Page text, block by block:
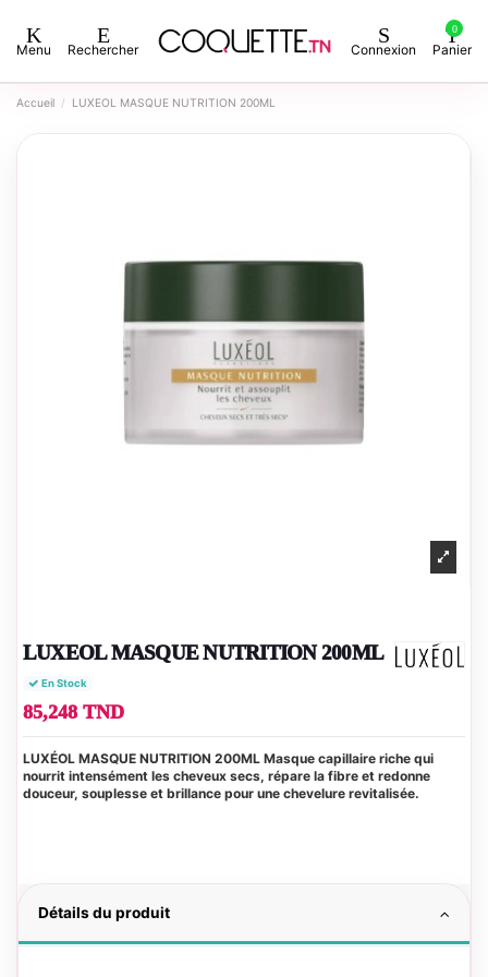
Menu Rechercher Connexion
0
Panier
Accueil LUXEOL MASQUE NUTRITION 200ML
LUXEOL MASQUE NUTRITION 200ML
En Stock
85,248 TND
LUXÉOL MASQUE NUTRITION 200ML Masque capillaire riche qui
nourrit intensément les cheveux secs, répare la fibre et redonne
douceur, souplesse et brillance pour une chevelure revitalisée.
Détails du produit